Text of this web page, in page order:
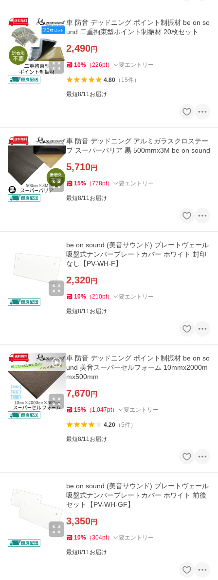
車 防音 デッドニング ポイント制振材 be on so
und 二重拘束型ポイント制振材 20枚セット
2,490円
10% （226pt） 要エントリー
4.80（ 15件）
最短8/11お届け
車 防音 デッドニング アルミガラスクロステー
プ スーパーバリア 黒 500mmx3M be on sound
5,710円
15% （778pt） 要エントリー
最短8/11お届け
be on sound (美音サウンド) プレートヴェール
吸盤式ナンバープレートカバー ホワイト 封印
なし【PV-WH-F】
2,320円
10% （210pt） 要エントリー
最短8/11お届け
車 防音 デッドニング ポイント制振材 be on so
und 美音スーパーセルフォーム 10mmx2000m
mx500mm
7,670円
15% （ 1,047pt） 要エントリー
4.20（5件）
最短8/11お届け
be on sound (美音サウンド) プレートヴェール
吸盤式ナンバープレートカバー ホワイト 前後
セット【PV-WH-GF】
3,350円
10% （304pt） 要エントリー
最短8/11お届け